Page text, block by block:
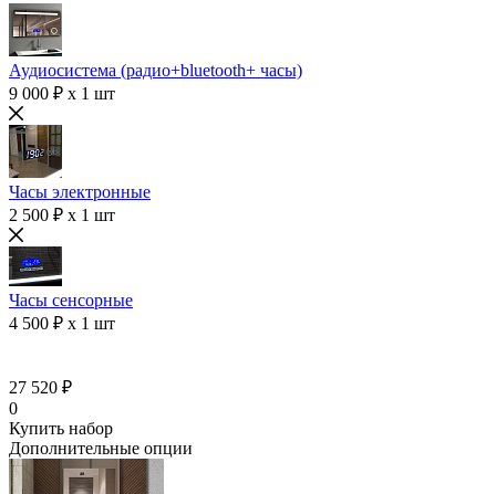
Аудиосистема (радио+bluetooth+ часы)
9 000 ₽ x 1 шт
Часы электронные
2 500 ₽ x 1 шт
Часы сенсорные
4 500 ₽ x 1 шт
27 520 ₽
0
Купить набор
Дополнительные опции